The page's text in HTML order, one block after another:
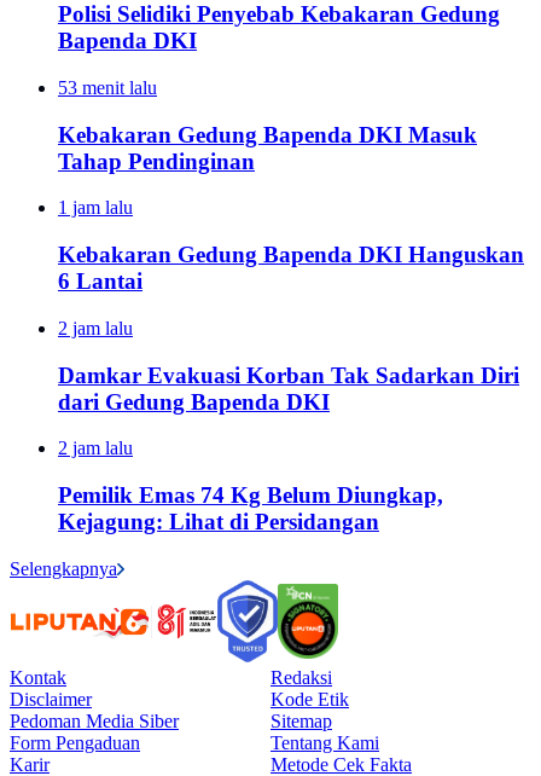
Polisi Selidiki Penyebab Kebakaran Gedung
Bapenda DKI
53 menit lalu
Kebakaran Gedung Bapenda DKI Masuk
Tahap Pendinginan
1 jam lalu
Kebakaran Gedung Bapenda DKI Hanguskan
6 Lantai
2 jam lalu
Damkar Evakuasi Korban Tak Sadarkan Diri
dari Gedung Bapenda DKI
2 jam lalu
Pemilik Emas 74 Kg Belum Diungkap,
Kejagung: Lihat di Persidangan
Selengkapnya
Kontak
Redaksi
Disclaimer
Kode Etik
Pedoman Media Siber
Sitemap
Form Pengaduan
Tentang Kami
Karir
Metode Cek Fakta